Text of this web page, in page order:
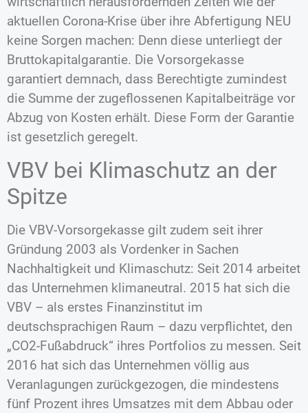
aktuellen Corona-Krise über ihre Abfertigung NEU
keine Sorgen machen: Denn diese unterliegt der
Bruttokapitalgarantie. Die Vorsorgekasse
garantiert demnach, dass Berechtigte zumindest
die Summe der zugeflossenen Kapitalbeiträge vor
Abzug von Kosten erhält. Diese Form der Garantie
ist gesetzlich geregelt.
VBV bei Klimaschutz an der
Spitze
Die VBV-Vorsorgekasse gilt zudem seit ihrer
Gründung 2003 als Vordenker in Sachen
Nachhaltigkeit und Klimaschutz: Seit 2014 arbeitet
das Unternehmen klimaneutral. 2015 hat sich die
VBV – als erstes Finanzinstitut im
deutschsprachigen Raum – dazu verpflichtet, den
„CO2-Fußabdruck“ ihres Portfolios zu messen. Seit
2016 hat sich das Unternehmen völlig aus
Veranlagungen zurückgezogen, die mindestens
fünf Prozent ihres Umsatzes mit dem Abbau oder